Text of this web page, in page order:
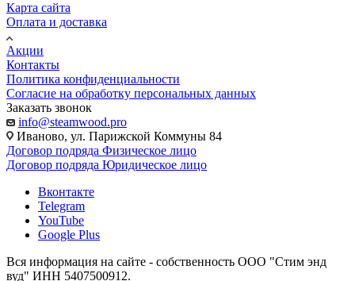
Карта сайта
Оплата и доставка
Акции
Контакты
Политика конфиденциальности
Согласие на обработку персональных данных
Заказать звонок
info@steamwood.pro
Иваново, ул. Парижской Коммуны 84
Договор подряда Физическое лицо
Договор подряда Юридическое лицо
Вконтакте
Telegram
YouTube
Google Plus
Вся информация на сайте - собственность ООО "Стим энд
вуд" ИНН 5407500912.